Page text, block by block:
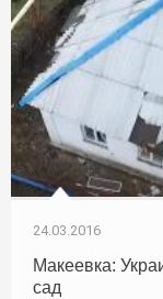
24.03.2016
Макеевка:
сад